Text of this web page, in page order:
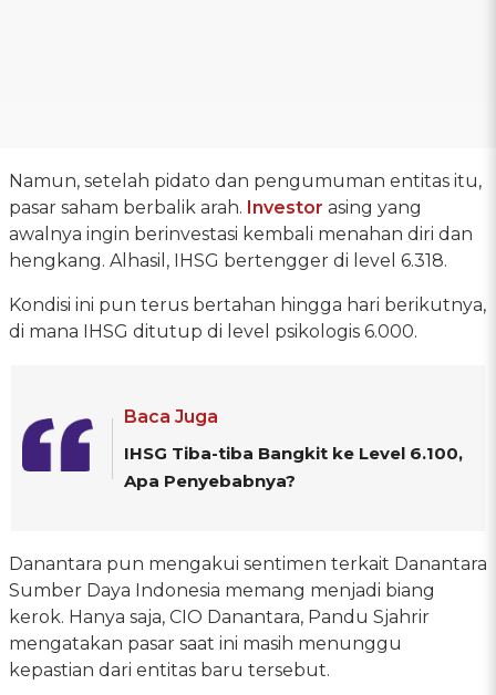
Namun, setelah pidato dan pengumuman entitas itu,
pasar saham berbalik arah. Investor asing yang
awalnya ingin berinvestasi kembali menahan diri dan
hengkang. Alhasil, IHSG bertengger di level 6.318.
Kondisi ini pun terus bertahan hingga hari berikutnya,
di mana IHSG ditutup di level psikologis 6.000.
Baca Juga
IHSG Tiba-tiba Bangkit ke Level 6.100,
Apa Penyebabnya?
Danantara pun mengakui sentimen terkait Danantara
Sumber Daya Indonesia memang menjadi biang
kerok. Hanya saja, CIO Danantara, Pandu Sjahrir
mengatakan pasar saat ini masih menunggu
kepastian dari entitas baru tersebut.